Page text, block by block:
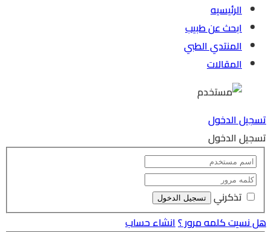
الرئيسيه
ابحث عن طبيب
المنتدي الطبي
المقالات
تسجيل الدخول
تسجيل الدخول
تذكرني
هل نسيت كلمه مرور ؟انشاء حساب